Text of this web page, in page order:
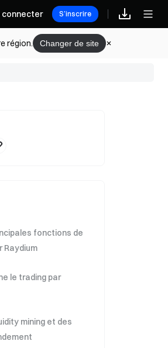
Récompenses
connecter S’inscrire
région. Changer de site
fonctions de
Raydium
le trading par
mining et des